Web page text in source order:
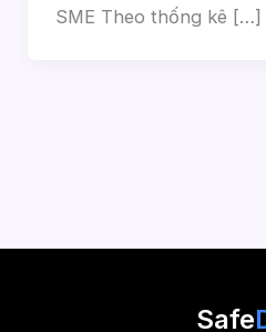
SME Theo thống kê […]
Safe